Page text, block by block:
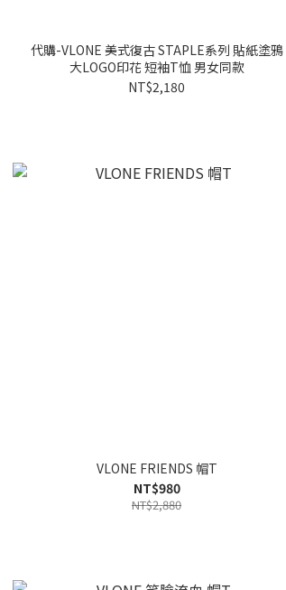
代購-VLONE 美式復古 STAPLE系列 貼紙塗鴉
大LOGO印花 短袖T恤 男女同款
NT$2,180
VLONE FRIENDS 帽T
NT$980
NT$2,880